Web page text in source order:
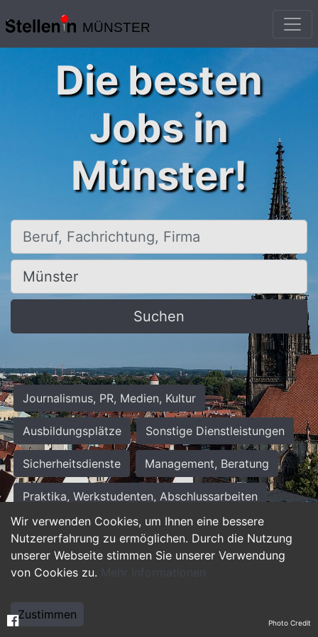
MÜNSTER
Wir verwenden Cookies, um Ihnen eine bessere
Nutzererfahrung zu ermöglichen. Durch die Nutzung
unserer Webseite stimmen Sie unserer Verwendung
von Cookies zu. Mehr Informationen
Zustimmen
Die besten
Jobs in
Münster!
Beruf, Fachrichtung, Firma
Ort, Stadt
Suchen
Journalismus, PR, Medien, Kultur
Ausbildungsplätze Sonstige Dienstleistungen
Sicherheitsdienste Management, Beratung
Praktika, Werkstudenten, Abschlussarbeiten
Personalwesen Assistenz, Sekretariat
Hilfskräfte, Aushilfs- und Nebenjobs
Weiterbildung, Studium, duale Ausbildung Photo Credit